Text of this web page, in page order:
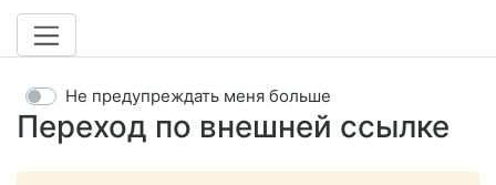
Переход по внешней ссылке
Не предупреждать меня больше